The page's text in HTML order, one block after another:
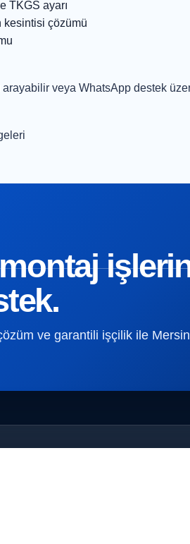
TKGS ayarı
kesintisi çözümü
arayabilir veya WhatsApp destek
ve garantili işçilik ile